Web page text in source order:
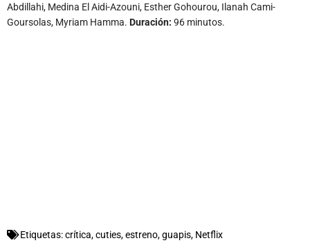
Abdillahi, Medina El Aidi-Azouni, Esther Gohourou, Ilanah Cami-
Goursolas, Myriam Hamma. Duración: 96 minutos.
Etiquetas:crítica,cuties,estreno,guapis, Netflix